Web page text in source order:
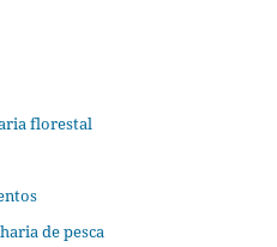
florestal
de pesca